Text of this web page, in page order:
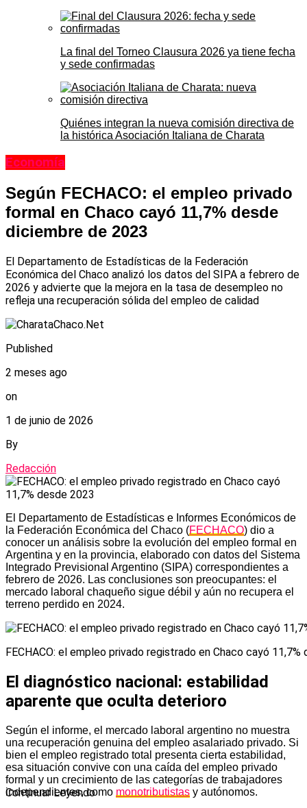
La final del Torneo Clausura 2026 ya tiene fecha
y sede confirmadas
Quiénes integran la nueva comisión directiva de
la histórica Asociación Italiana de Charata
Economía
Según FECHACO: el empleo privado
formal en Chaco cayó 11,7% desde
diciembre de 2023
El Departamento de Estadísticas de la Federación
Económica del Chaco analizó los datos del SIPA a febrero de
2026 y advierte que la mejora en la tasa de desempleo no
refleja una recuperación sólida del empleo de calidad
Published
2 meses ago
on
1 de junio de 2026
By
Redacción
El Departamento de Estadísticas e Informes Económicos de
la Federación Económica del Chaco (FECHACO) dio a
conocer un análisis sobre la evolución del empleo formal en
Argentina y en la provincia, elaborado con datos del Sistema
Integrado Previsional Argentino (SIPA) correspondientes a
febrero de 2026. Las conclusiones son preocupantes: el
mercado laboral chaqueño sigue débil y aún no recupera el
terreno perdido en 2024.
FECHACO: el empleo privado registrado en Chaco cayó 11,7%
El diagnóstico nacional: estabilidad
aparente que oculta deterioro
Según el informe, el mercado laboral argentino no muestra
una recuperación genuina del empleo asalariado privado. Si
bien el empleo registrado total presenta cierta estabilidad,
esa situación convive con una caída del empleo privado
formal y un crecimiento de las categorías de trabajadores
independientes, como monotributistas y autónomos.
Continuar Leyendo